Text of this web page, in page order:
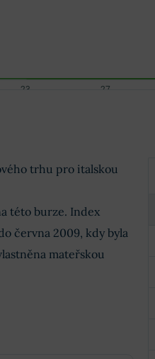
trhu pro italskou
této burze. Index
června 2009, kdy byla
mateřskou